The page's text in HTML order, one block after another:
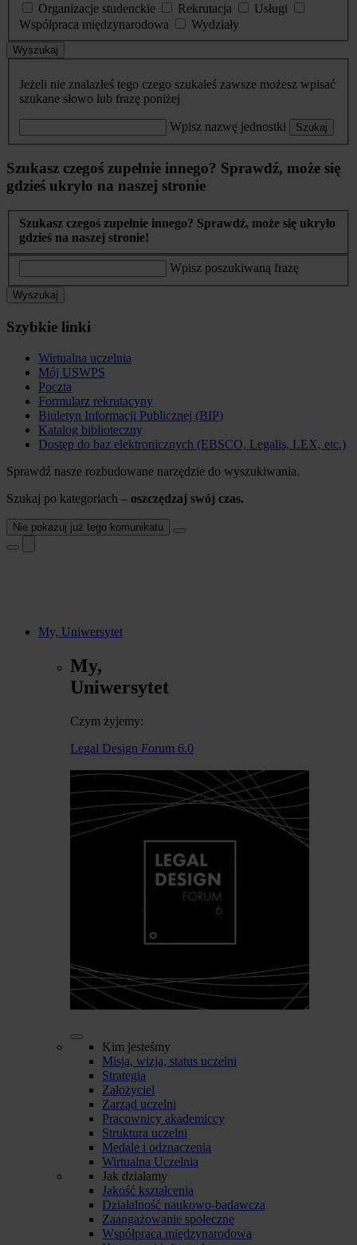
Organizacje studenckie
Rekrutacja
Usługi
Współpraca międzynarodowa
Wydziały
Wyszukaj
Jeżeli nie znalazłeś tego czego szukałeś zawsze możesz wpisać
szukane słowo lub frazę poniżej
Wpisz nazwę jednostki Szukaj
Szukasz czegoś zupełnie innego? Sprawdź, może się
gdzieś ukryło na naszej stronie
Szukasz czegoś zupełnie innego? Sprawdź, może się ukryło
gdzieś na naszej stronie!
Wpisz poszukiwaną frazę
Wyszukaj
Szybkie linki
Wirtualna uczelnia
Mój USWPS
Poczta
Formularz rekrutacyny
Biuletyn Informacji Publicznej (BIP)
Katalog biblioteczny
Dostęp do baz elektronicznych (EBSCO, Legalis, LEX, etc.)
Sprawdź nasze rozbudowane narzędzie do wyszukiwania.
Szukaj po kategoriach – oszczędzaj swój czas.
Nie pokazuj już tego komunikatu
My, Uniwersytet
My,
Uniwersytet
Czym żyjemy:
Legal Design Forum 6.0
Kim jesteśmy
Misja, wizja, status uczelni
Strategia
Założyciel
Zarząd uczelni
Pracownicy akademiccy
Struktura uczelni
Medale i odznaczenia
Wirtualna Uczelnia
Jak działamy
Jakość kształcenia
Działalność naukowo-badawcza
Zaangażowanie społeczne
Współpraca międzynarodowa